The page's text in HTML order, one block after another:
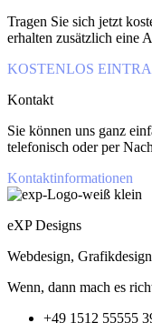
Tragen Sie sich jetzt
erhalten zusätzlich eine
KOSTENLOS
Kontakt
Sie können uns ganz
telefonisch oder per
Kontaktinformationen
eXP Designs
Webdesign,
Wenn, dann mach es
+49 1512 55555